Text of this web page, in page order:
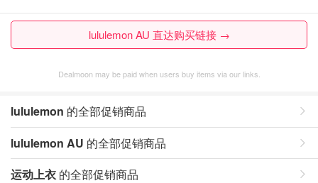
lululemon AU 直达购买链接 →
Dealmoon may be paid when users buy items via our links.
lululemon 的全部促销商品
lululemon AU 的全部促销商品
运动上衣 的全部促销商品